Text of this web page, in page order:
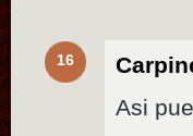
16
Asi